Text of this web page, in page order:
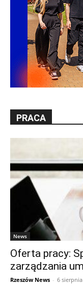
PRACA
News
Oferta pracy:
zarządzania
Rzeszów News - 6